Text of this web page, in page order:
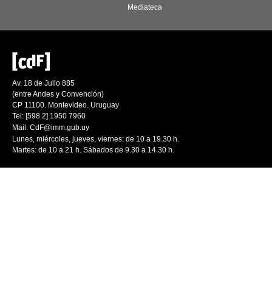
Mediateca
Av. 18 de Julio 885
(entre Andes y Convención)
CP 11100. Montevideo. Uruguay
Tel: [598 2] 1950 7960
Mail: CdF@imm.gub.uy
Lunes, miércoles, jueves, viernes: de 10 a 19.30 h.
Martes: de 10 a 21 h. Sábados de 9.30 a 14.30 h.